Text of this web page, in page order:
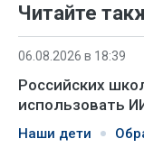
Читайте
06.08.2026 в 18:39
Российских
использовать
Наши дети